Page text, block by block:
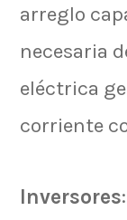
arreglo
necesaria
eléctrica
corriente
Inversores